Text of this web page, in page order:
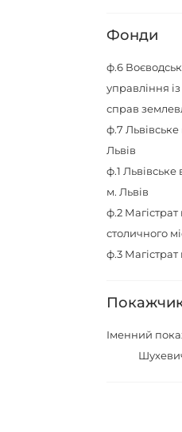
Фонди
ф.6
управління
справ
ф.7 Львівське
Львів
ф.1 Львівське
м. Львів
ф.2 Магістрат
столичного
ф.3 Магістрат
Іменний